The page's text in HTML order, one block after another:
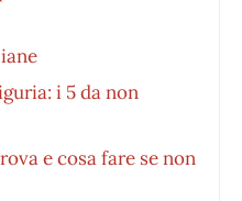
i 5 da non
e cosa fare se non